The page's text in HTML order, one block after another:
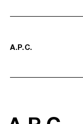
A. P. C.